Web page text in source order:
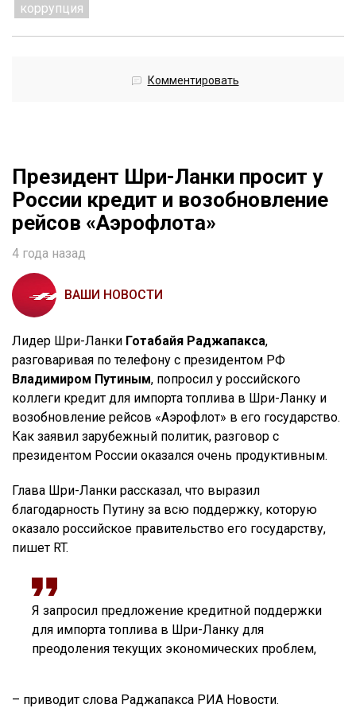
коррупция
Комментировать
Президент Шри-Ланки просит у
России кредит и возобновление
рейсов «Аэрофлота»
4 года назад
ВАШИ НОВОСТИ
Лидер Шри-Ланки Готабайя Раджапакса,
разговаривая по телефону с президентом РФ
Владимиром Путиным, попросил у российского
коллеги кредит для импорта топлива в Шри-Ланку и
возобновление рейсов «Аэрофлот» в его государство.
Как заявил зарубежный политик, разговор с
президентом России оказался очень продуктивным.
Глава Шри-Ланки рассказал, что выразил
благодарность Путину за всю поддержку, которую
оказало российское правительство его государству,
пишет RT.
Я запросил предложение кредитной поддержки
для импорта топлива в Шри-Ланку для
преодоления текущих экономических проблем,
– приводит слова Раджапакса РИА Новости.